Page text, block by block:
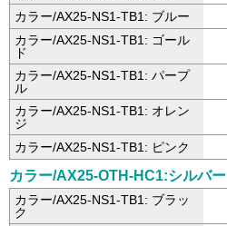
カラー/AX25-NS1-TB1: ブルー
カラー/AX25-NS1-TB1: ゴール
ド
カラー/AX25-NS1-TB1: パープ
ル
カラー/AX25-NS1-TB1: オレン
ジ
カラー/AX25-NS1-TB1: ピンク
カラー/AX25-OTH-HC1:シルバー
カラー/AX25-NS1-TB1: ブラッ
ク